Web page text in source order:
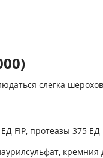
слегка
FIP, протеазы 375 ЕД
кремния